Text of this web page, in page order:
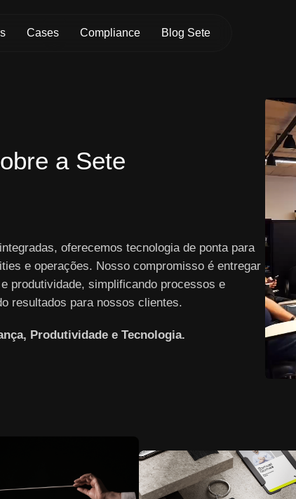
Cases Compliance Blog Sete
a Sete
oferecemos tecnologia de ponta para
e operações. Nosso compromisso é entregar
produtividade, simplificando processos e
resultados para nossos clientes.
Produtividade e Tecnologia.